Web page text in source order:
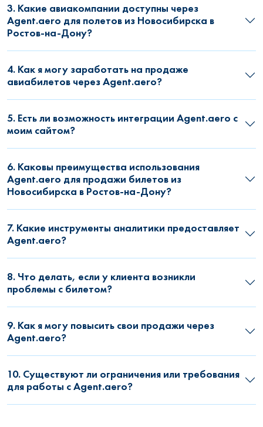
3. Какие авиакомпании доступны через
Agent.aero для полетов из Новосибирска в
Ростов-на-Дону?
4. Как я могу заработать на продаже
авиабилетов через Agent.aero?
5. Есть ли возможность интеграции Agent.aero с
моим сайтом?
6. Каковы преимущества использования
Agent.aero для продажи билетов из
Новосибирска в Ростов-на-Дону?
7. Какие инструменты аналитики предоставляет
Agent.aero?
8. Что делать, если у клиента возникли
проблемы с билетом?
9. Как я могу повысить свои продажи через
Agent.aero?
10. Существуют ли ограничения или требования
для работы с Agent.aero?